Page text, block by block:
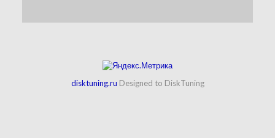
disktuning.ru Designed to DiskTuning